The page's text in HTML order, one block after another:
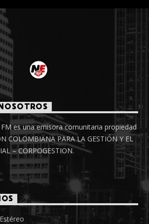
es una emisora comunitaria propiedad
COLOMBIANA PARA LA GESTIÓN Y EL
– CORPOGESTION.